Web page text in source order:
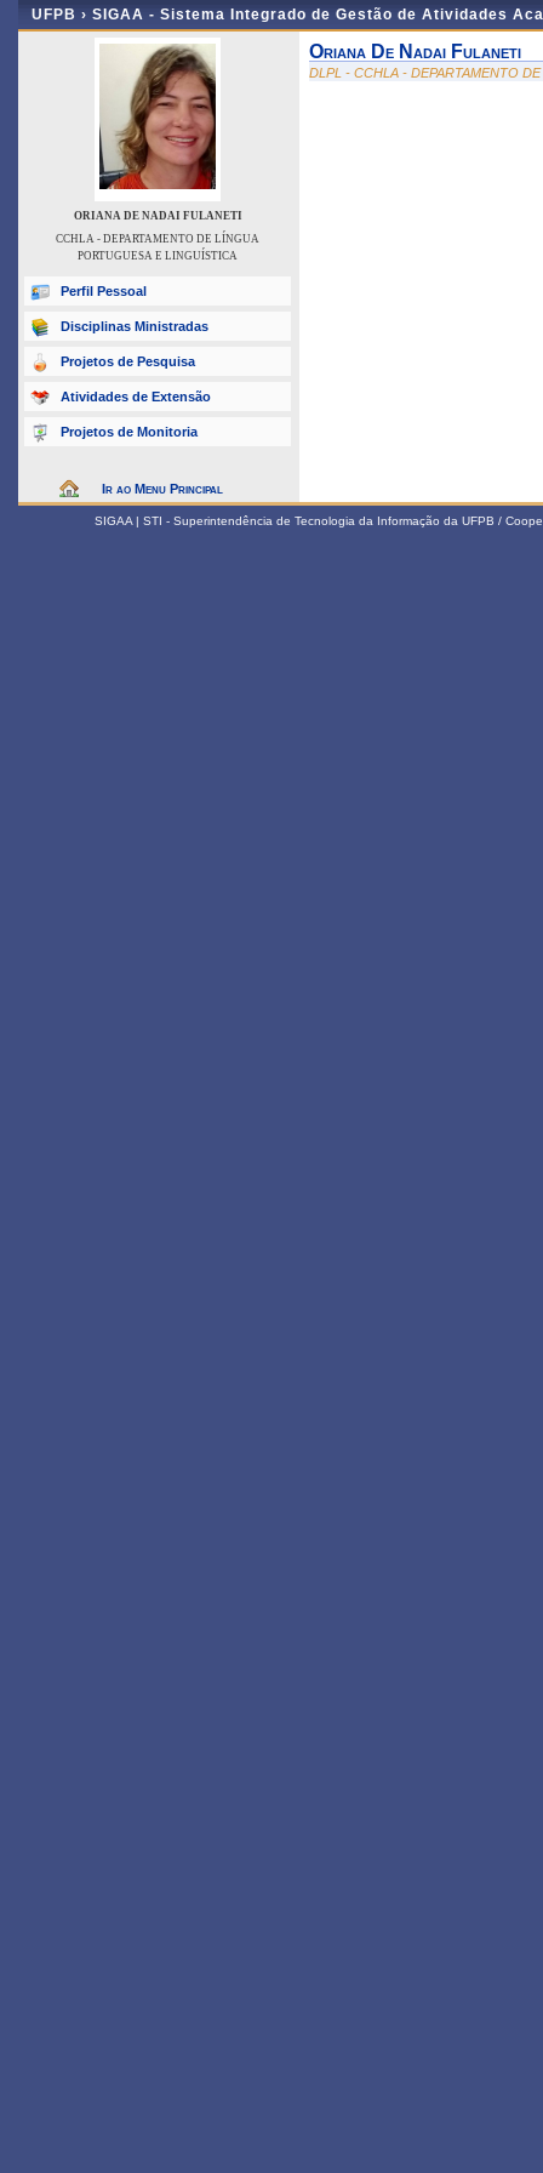
UFPB › SIGAA - Sistema Integrado de Gestão de Atividades
ORIANA DE NADAI FULANETI
CCHLA - DEPARTAMENTO DE LÍNGUA
PORTUGUESA E LINGUÍSTICA
Perfil Pessoal
Disciplinas Ministradas
Projetos de Pesquisa
Atividades de Extensão
Projetos de Monitoria
Ir ao Menu Principal
Oriana De Nadai Fulaneti
DLPL - CCHLA - DEPARTAMENTO
SIGAA | STI - Superintendência de Tecnologia da Informação da UFPB /